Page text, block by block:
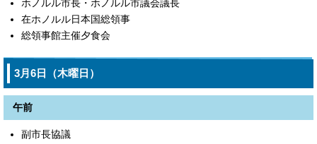
ホノルル市長・ホノルル市議会議長
在ホノルル日本国総領事
総領事館主催夕食会
3月6日（木曜日）
午前
副市長協議